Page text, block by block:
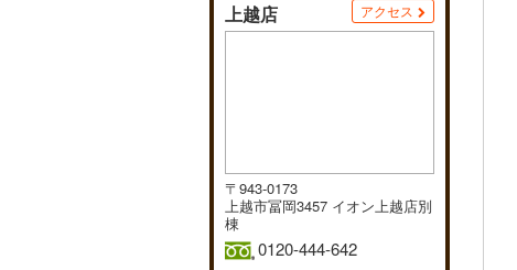
上越店 アクセス
〒943-0173
上越市冨岡3457 イオン上越店別
棟
0120-444-642